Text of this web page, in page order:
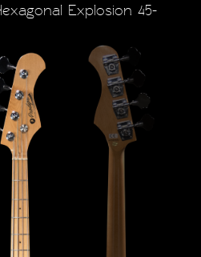
Explosion 45-